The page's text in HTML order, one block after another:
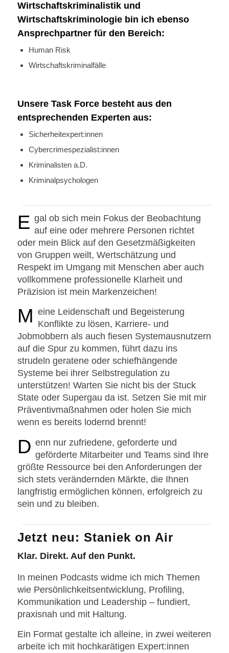
Wirtschaftskriminalistik und
Wirtschaftskriminologie bin ich ebenso
Ansprechpartner für den Bereich:
Human Risk
Wirtschaftskriminalfälle
Unsere Task Force besteht aus den
entsprechenden Experten aus:
Sicherheitexpert:innen
Cybercrimespezialist:innen
Kriminalisten a.D.
Kriminalpsychologen
E gal ob sich mein Fokus der Beobachtung
auf eine oder mehrere Personen richtet
oder mein Blick auf den Gesetzmäßigkeiten
von Gruppen weilt, Wertschätzung und
Respekt im Umgang mit Menschen aber auch
vollkommene professionelle Klarheit und
Präzision ist mein Markenzeichen!
M eine Leidenschaft und Begeisterung
Konflikte zu lösen, Karriere- und
Jobmobbern als auch fiesen Systemausnutzern
auf die Spur zu kommen, führt dazu ins
strudeln geratene oder schiefhängende
Systeme bei ihrer Selbstregulation zu
unterstützen! Warten Sie nicht bis der Stuck
State oder Supergau da ist. Setzen Sie mit mir
Präventivmaßnahmen oder holen Sie mich
wenn es bereits lodernd brennt!
D enn nur zufriedene, geforderte und
geförderte Mitarbeiter und Teams sind Ihre
größte Ressource bei den Anforderungen der
sich stets verändernden Märkte, die Ihnen
langfristig ermöglichen können, erfolgreich zu
sein und zu bleiben.
Jetzt neu: Staniek on Air
Klar. Direkt. Auf den Punkt.
In meinen Podcasts widme ich mich Themen
wie Persönlichkeitsentwicklung, Profiling,
Kommunikation und Leadership – fundiert,
praxisnah und mit Haltung.
Ein Format gestalte ich alleine, in zwei weiteren
arbeite ich mit hochkarätigen Expert:innen